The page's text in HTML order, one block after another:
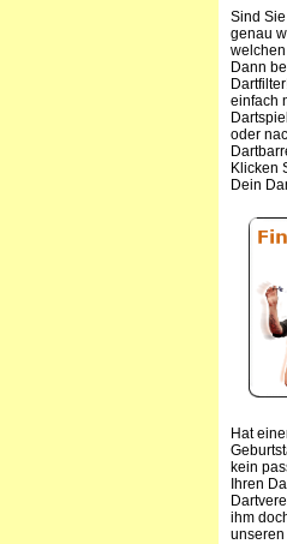
Sind
genau
Dann
einfach
oder
Klicken
Dein
Hat
kein
Ihren
ihm